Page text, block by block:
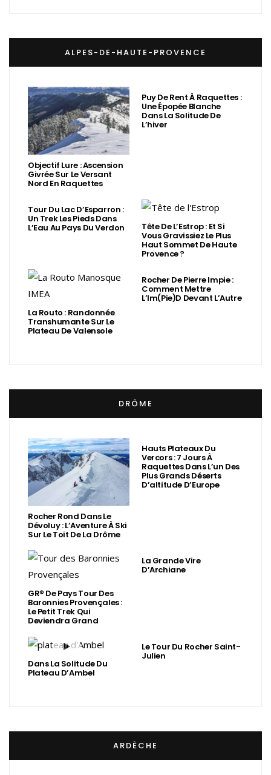
ALPES-DE-HAUTE-PROVENCE
Objectif Lure : Ascension
Givrée Sur Le Versant
Nord En Raquettes
Puy De Rent À Raquettes :
Une Épopée Blanche
Dans La Solitude De
L’hiver
Tour Du Lac D’Esparron :
Un Trek Les Pieds Dans
L’Eau Au Pays Du Verdon Tête De L’Estrop : Et Si
Vous Gravissiez Le Plus
Haut Sommet De Haute
Provence ?
La Routo : Randonnée
Transhumante Sur Le
Plateau De Valensole
Rocher De Pierre Impie :
Comment Mettre
L’Im(Pie)d Devant L’Autre
DRÔME
Rocher Rond Dans Le
Dévoluy : L’Aventure À Ski
Sur Le Toit De La Drôme
Hauts Plateaux Du
Vercors : 7 Jours À
Raquettes Dans L’un Des
Plus Grands Déserts
D’altitude D’Europe
GR® De Pays Tour Des
Baronnies Provençales :
Le Petit Trek Qui
Deviendra Grand
La Grande Vire
D’Archiane
Dans La Solitude Du
Plateau D’Ambel
Le Tour Du Rocher Saint-
Julien
ARDÈCHE